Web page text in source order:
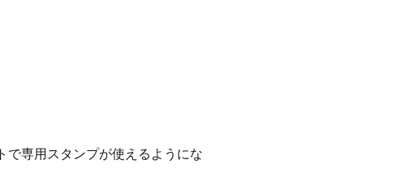
で専用スタンプが使えるようにな